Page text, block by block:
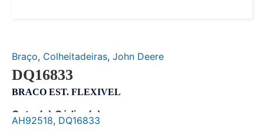
Braço, Colheitadeiras, John Deere
DQ16833
BRACO EST. FLEXIVEL
Outro(s) Código(s):
AH92518, DQ16833